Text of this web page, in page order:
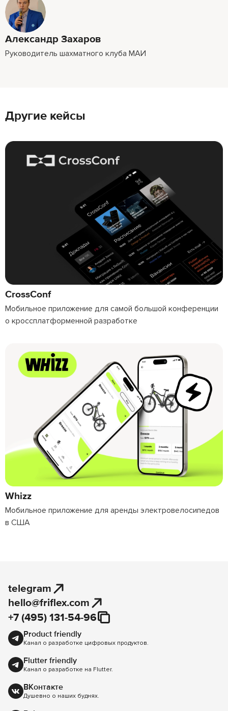
Александр Захаров
Руководитель шахматного клуба МАИ
Другие кейсы
Whizz
Мобильное приложение для аренды электровелосипедов
в США
CrossConf
Мобильное приложение для самой большой конференции
о кроссплатформенной разработке
telegram
hello@friflex.com
+7 (495) 131-54-96
Product friendly
Канал о разработке цифровых продуктов.
Flutter friendly
Канал о разработке на Flutter.
ВКонтакте
Душевно о наших буднях.